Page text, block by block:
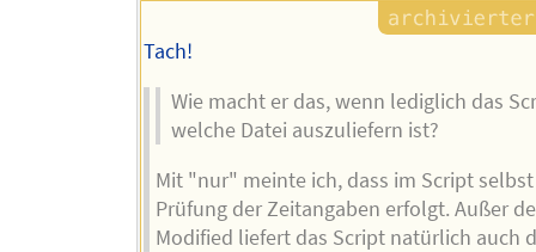
Tach!
Wie macht er das, wenn lediglich das
welche Datei auszuliefern ist?
Mit "nur" meinte ich, dass im Script
Prüfung der Zeitangaben erfolgt. Außer
Modified liefert das Script natürlich auch